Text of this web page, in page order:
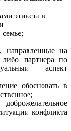
этикета в
направленные на
либо партнера по
аспект
обосновать в
конфликта